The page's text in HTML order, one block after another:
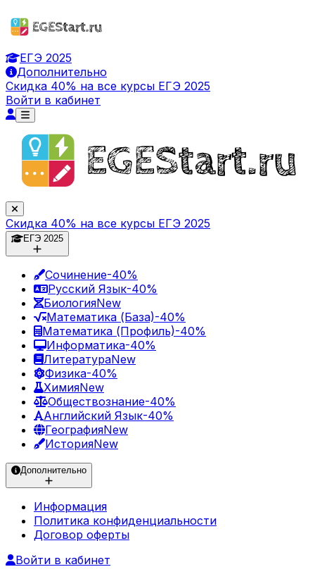
ЕГЭ 2025
Дополнительно
Скидка 40% на все курсы ЕГЭ 2025
Войти в кабинет
Скидка 40% на все курсы ЕГЭ 2025
ЕГЭ 2025
Сочинение-40%
Русский Язык-40%
БиологияNew
Математика (База)-40%
Математика (Профиль)-40%
Информатика-40%
ЛитератураNew
Физика-40%
ХимияNew
Обществознание-40%
Английский Язык-40%
ГеографияNew
ИсторияNew
Дополнительно
Информация
Политика конфиденциальности
Договор оферты
Войти в кабинет